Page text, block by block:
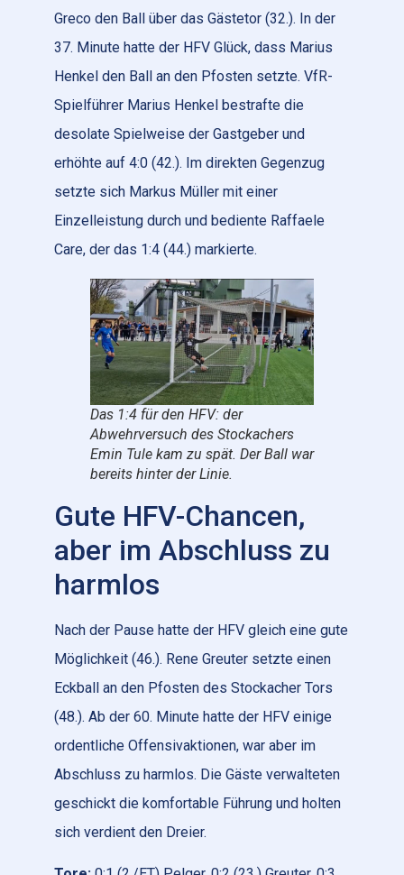
Greco den Ball über das Gästetor (32.). In der
37. Minute hatte der HFV Glück, dass Marius
Henkel den Ball an den Pfosten setzte. VfR-
Spielführer Marius Henkel bestrafte die
desolate Spielweise der Gastgeber und
erhöhte auf 4:0 (42.). Im direkten Gegenzug
setzte sich Markus Müller mit einer
Einzelleistung durch und bediente Raffaele
Care, der das 1:4 (44.) markierte.
Das 1:4 für den HFV: der
Abwehrversuch des Stockachers
Emin Tule kam zu spät. Der Ball war
bereits hinter der Linie.
Gute HFV-Chancen,
aber im Abschluss zu
harmlos
Nach der Pause hatte der HFV gleich eine gute
Möglichkeit (46.). Rene Greuter setzte einen
Eckball an den Pfosten des Stockacher Tors
(48.). Ab der 60. Minute hatte der HFV einige
ordentliche Offensivaktionen, war aber im
Abschluss zu harmlos. Die Gäste verwalteten
geschickt die komfortable Führung und holten
sich verdient den Dreier.